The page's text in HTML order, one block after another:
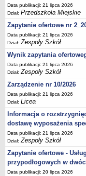
Data publikacji: 21 lipca 2026
Dział:Przedszkola Miejskie
Zapytanie ofertowe nr
Data publikacji: 21 lipca 2026
Dział:Zespoły Szkół
Wynik zapytania
Data publikacji: 21 lipca 2026
Dział:Zespoły Szkół
Zarządzenie nr 10/2026
Data publikacji: 21 lipca 2026
Dział:Licea
Informacja o
dostawę wyposażenia
Data publikacji: 21 lipca 2026
Dział:Zespoły Szkół
Zapytanie ofertowe -
przypodłogowych w
Data publikacji: 20 lipca 2026